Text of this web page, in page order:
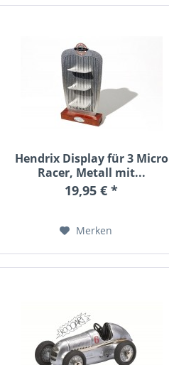
Hendrix Display für 3 Micro
Racer, Metall mit...
19,95 € *
Merken